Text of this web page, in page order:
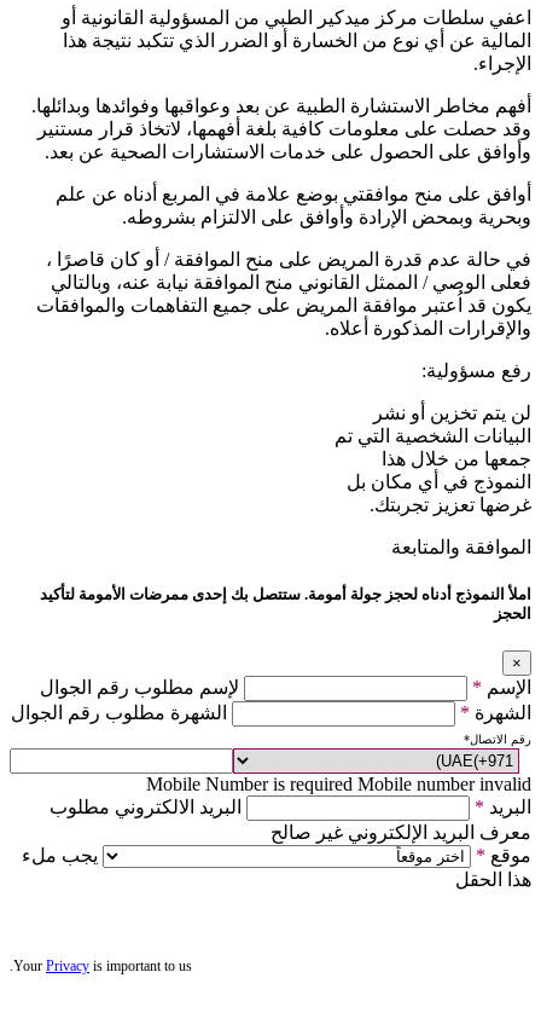
اعفي سلطات مركز ميدكير الطبي من المسؤولية القانونية أو
المالية عن أي نوع من الخسارة أو الضرر الذي تتكبد نتيجة هذا
الإجراء.
أفهم مخاطر الاستشارة الطبية عن بعد وعواقبها وفوائدها وبدائلها.
وقد حصلت على معلومات كافية بلغة أفهمها، لاتخاذ قرار مستنير
وأوافق على الحصول على خدمات الاستشارات الصحية عن بعد.
أوافق على منح موافقتي بوضع علامة في المربع أدناه عن علم
وبحرية وبمحض الإرادة وأوافق على الالتزام بشروطه.
في حالة عدم قدرة المريض على منح الموافقة / أو كان قاصرًا ،
فعلى الوصي / الممثل القانوني منح الموافقة نيابة عنه، وبالتالي
يكون قد اُعتبر موافقة المريض على جميع التفاهمات والموافقات
والإقرارات المذكورة أعلاه.
رفع مسؤولية:
لن يتم تخزين أو نشر
البيانات الشخصية التي تم
جمعها من خلال هذا
النموذج في أي مكان بل
غرضها تعزيز تجربتك.
الموافقة والمتابعة
املأ النموذج أدناه لحجز جولة أمومة. ستتصل بك إحدى ممرضات الأمومة لتأكيد
الحجز
×
الإسم *
لإسم مطلوب رقم الجوال
الشهرة * الشهرة مطلوب رقم الجوال
رقم الاتصال*
Mobile Number is required Mobile number invalid
البريد *
البريد الالكتروني مطلوب
معرف البريد الإلكتروني غير صالح
موقع *
يجب ملء
هذا الحقل
Your Privacy is important to us.